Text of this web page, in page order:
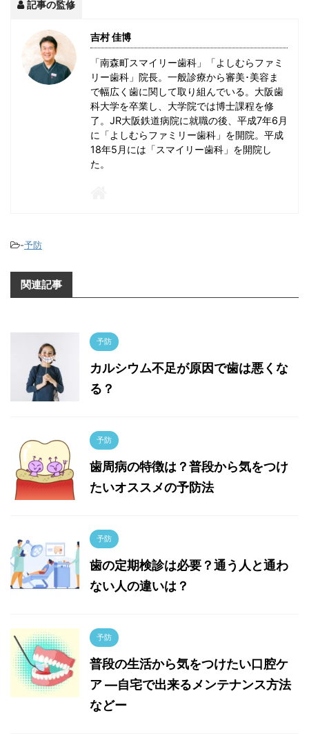
記事の監修
吉村 佳博
「南森町スマイリー歯科」「よしむらファミ
リー歯科」院長。一般診療から審美･美容ま
で幅広く歯に関して取り組んでいる。大阪歯
科大学を卒業し、大学院では博士課程を修
了。JR大阪鉄道病院に就職の後、平成7年6月
に「よしむらファミリー歯科」を開院。平成
18年5月には「スマイリー歯科」を開院し
た。
-予防
関連記事
予防
カルシウム不足が原因で歯は悪くな
る？
予防
歯周病の特徴は？普段から気をつけ
たいオススメの予防法
予防
歯の定期検診は必要？通う人と通わ
ない人の違いは？
予防
普段の生活から気をつけたい口腔ケ
ア ―自宅で出来るメンテナンス方法
などー